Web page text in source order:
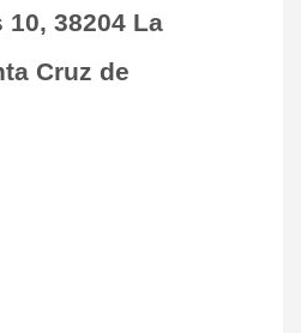
38204 La
Cruz de